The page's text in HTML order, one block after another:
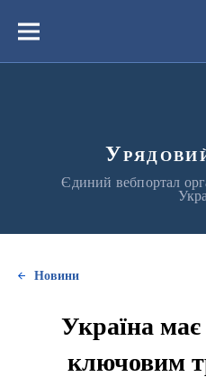
вмістуМеню
Єдиний вебпортал
Новини
Україна
ключовим